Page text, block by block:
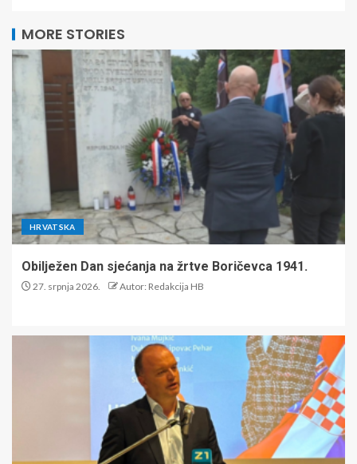
MORE STORIES
HRVATSKA
Obilježen Dan sjećanja na žrtve Boričevca 1941.
27. srpnja 2026. Autor: Redakcija HB